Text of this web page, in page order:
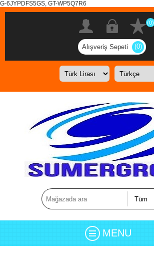
G-6JYPDFS5GS, GT-WP5Q7R6
(0)
Alışveriş Sepeti (0)
MENU